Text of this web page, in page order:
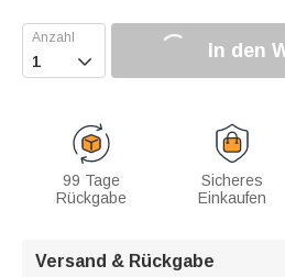
 In den
99 Tage
Rückgabe
Sicheres
Einkaufen
Versand & Rückgabe